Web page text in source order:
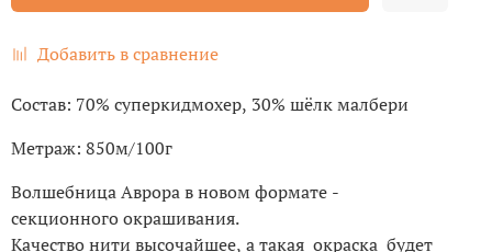
Добавить в сравнение
Состав: 70% суперкидмохер, 30% шёлк малбери
Метраж: 850м/100г
Волшебница Аврора в новом формате -
секционного окрашивания.
Качество нити высочайшее, а такая окраска будет